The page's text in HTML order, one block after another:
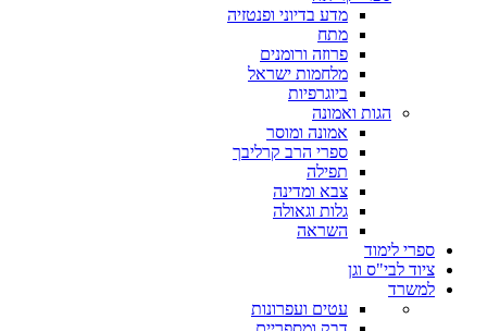
מדע בדיוני ופנטזיה
מתח
פרוזה ורומנים
מלחמות ישראל
ביוגרפיות
הגות ואמונה
אמונה ומוסר
ספרי הרב קרליבך
תפילה
צבא ומדינה
גלות וגאולה
השראה
ספרי לימוד
ציוד לבי"ס וגן
למשרד
עטים ועפרונות